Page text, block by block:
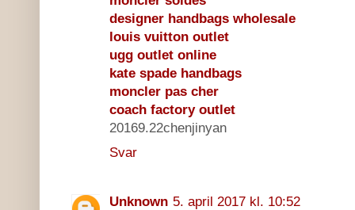
designer handbags wholesale
louis vuitton outlet
ugg outlet online
kate spade handbags
moncler pas cher
coach factory outlet
20169.22chenjinyan
Svar
Unknown 5. april 2017 kl. 10:52